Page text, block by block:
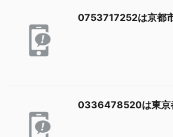
0753717252は京都
0336478520は東京